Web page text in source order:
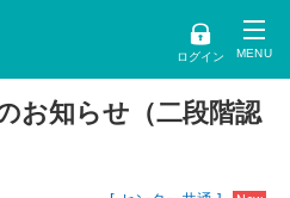
ログイン
お知らせ（二段階認